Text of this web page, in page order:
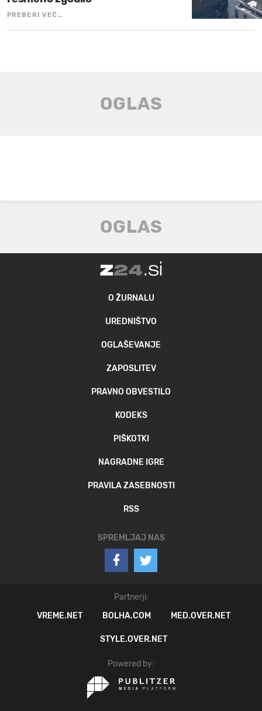
PREBERI VEČ…
O ŽURNALU
UREDNIŠTVO
OGLAŠEVANJE
ZAPOSLITEV
PRAVNO OBVESTILO
KODEKS
PIŠKOTKI
NAGRADNE IGRE
PRAVILA ZASEBNOSTI
RSS
SPREMLJAJ NAS
Partnerji:
VREME.NET
BOLHA.COM MED.OVER.NET
STYLE.OVER.NET
Powered by: